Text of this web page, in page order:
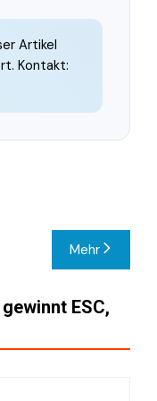
Artikel
Kontakt:
Mehr
ESC,